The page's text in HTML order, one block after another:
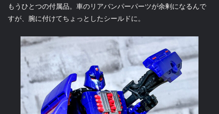
もうひとつの付属品。車のリアバンパーパーツが余剰になるんで
すが、腕に付けてちょっとしたシールドに。